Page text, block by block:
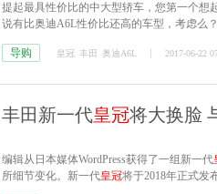
提起最具性价比的中大型轿车，您第一个想
说有比奥迪A6L性价比还高的车型，考虑
导购
皇冠 丰田 奥迪A6L 2017-06-22
丰田新一代皇冠将大换脸
编辑从日本媒体WordPress获得了一组新一代
所细节变化。新一代皇冠将于2018年正式发